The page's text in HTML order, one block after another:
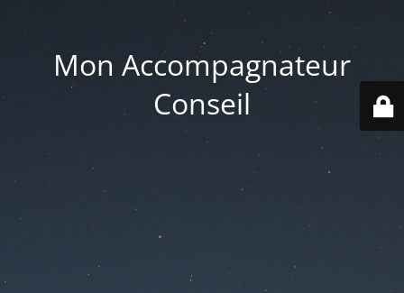
Mon Accompagnateur
Conseil